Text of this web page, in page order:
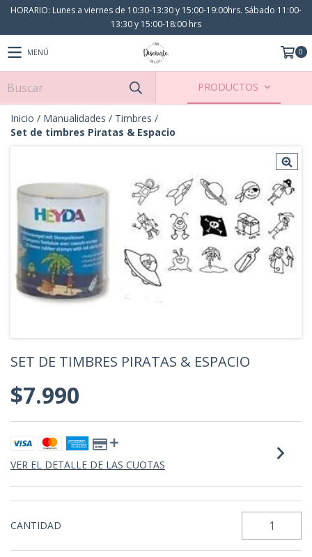
HORARIO: Lunes a viernes de 10:30-13:30 y 15:00-19:00hrs. Sábado 11:00-
13:30 y 15:00-18:00 hrs
MENÚ 0
PRODUCTOS
Inicio / Manualidades / Timbres /
Set de timbres Piratas & Espacio
SET DE TIMBRES PIRATAS & ESPACIO
$7.990
VER EL DETALLE DE LAS CUOTAS
CANTIDAD